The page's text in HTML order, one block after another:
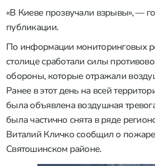
«В Киеве прозвучали взрывы», —
публикации.
По информации мониторинговых
столице сработали силы
обороны, которые отражали
Ранее в этот день на всей
была объявлена воздушная
была частично снята в ряде
Виталий Кличко сообщил о
Святошинском районе.